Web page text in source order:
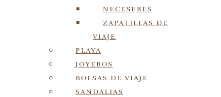
NECESERES
ZAPATILLAS DE
VIAJE
PLAYA
JOYEROS
BOLSAS DE VIAJE
SANDALIAS